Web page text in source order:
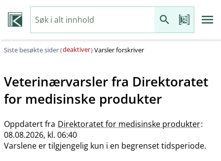
Siste besøkte sider (deaktiver)Varsler forskriver
Veterinærvarsler fra Direktoratet
for medisinske produkter
Oppdatert fra Direktoratet for medisinske produkter:
08.08.2026, kl. 06:40
Varslene er tilgjengelig kun i en begrenset tidsperiode.